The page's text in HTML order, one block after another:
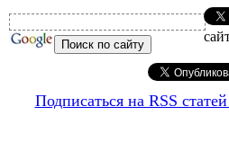
Подписаться на RSS